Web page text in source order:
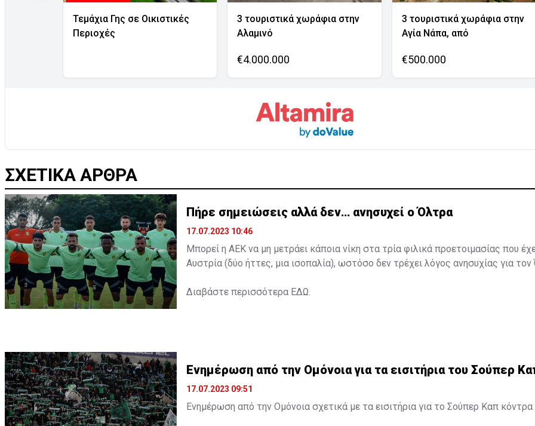
Τεμάχια Γης σε Οικιστικές
Περιοχές
3 τουριστικά χωράφια στην
Αλαμινό
€4.000.000
3 τουριστικά χωράφια στην
Αγία Νάπα, από
€500.000
ΣΧΕΤΙΚΑ ΑΡΘΡΑ
Πήρε σημειώσεις αλλά δεν… ανησυχεί ο Όλτρα
17.07.2023 10:46
Μπορεί η ΑΕΚ να μη μετράει κάποια νίκη στα τρία φιλικά προετοιμασίας που
Αυστρία (δύο ήττες, μια ισοπαλία), ωστόσο δεν τρέχει λόγος ανησυχίας για τον
Διαβάστε περισσότερα ΕΔΩ
Ενημέρωση από την Ομόνοια για τα εισιτήρια του Σούπερ
17.07.2023 09:51
Ενημέρωση από την Ομόνοια σχετικά με τα εισιτήρια για το Σούπερ Καπ κόντρα